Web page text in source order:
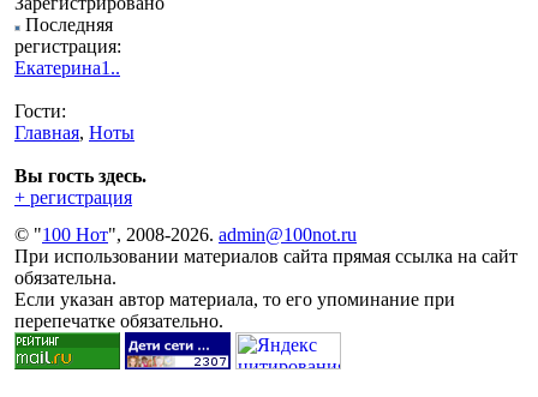
Последняя
регистрация:
Екатерина1..
Гости:
Главная, Ноты
Вы гость здесь.
+ регистрация
© "100 Нот", 2008-2026. admin@100not.ru
При использовании материалов сайта прямая ссылка на сайт
обязательна.
Если указан автор материала, то его упоминание при
перепечатке обязательно.